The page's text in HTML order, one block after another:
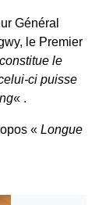
Général
le Premier
le
ci puisse
« .
« Longue